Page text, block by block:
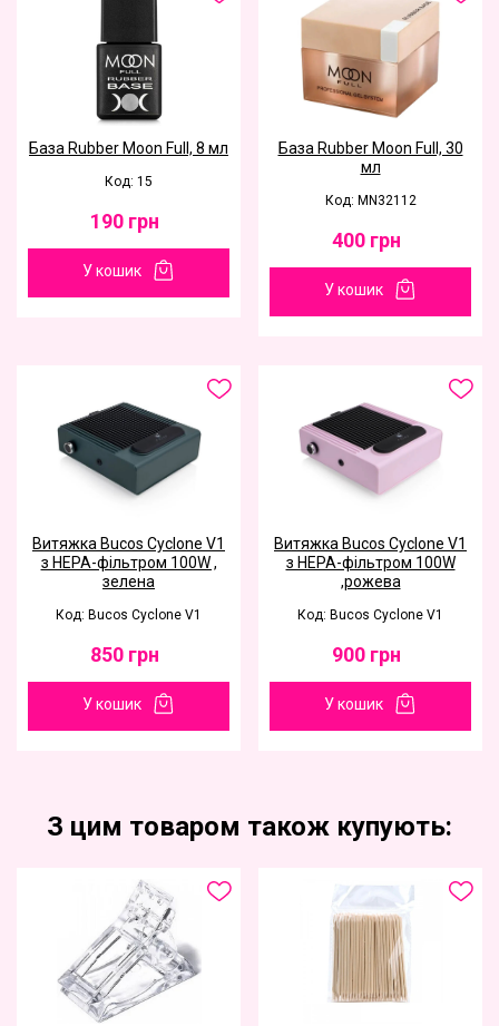
База Rubber Moon Full, 8 мл
Код: 15
190 грн
У кошик
База Rubber Moon Full, 30
мл
Код: MN32112
400 грн
У кошик
Витяжка Bucos Cyclone V1
з НЕРА-фільтром 100W ,
зелена
Код: Bucos Cyclone V1
850 грн
У кошик
Витяжка Bucos Cyclone V1
з НЕРА-фільтром 100W
,рожева
Код: Bucos Cyclone V1
900 грн
У кошик
З цим товаром також купують: